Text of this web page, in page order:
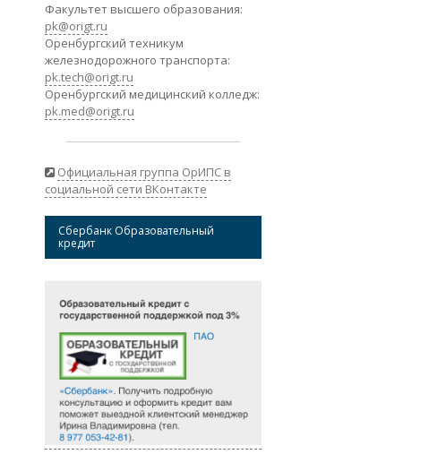
Факультет высшего образования:
pk@origt.ru
Оренбургский техникум
железнодорожного транспорта:
pk.tech@origt.ru
Оренбургский медицинский колледж:
pk.med@origt.ru
Официальная группа ОрИПС в
социальной сети ВКонтакте
Сбербанк Образовательный
кредит